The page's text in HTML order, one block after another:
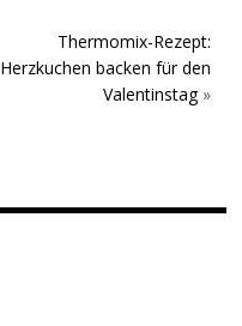
Thermomix-Rezept:
Herzkuchen backen für den
Valentinstag»